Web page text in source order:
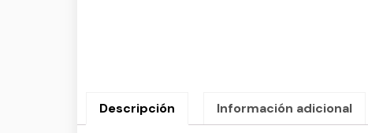
Descripción Información adicional